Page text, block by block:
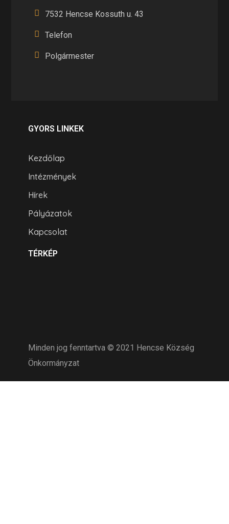
7532 Hencse Kossuth u. 43
Telefon
Polgármester
GYORS LINKEK
Kezdőlap
Intézmények
Hírek
Pályázatok
Kapcsolat
TÉRKÉP
Minden jog fenntartva © 2021 Hencse Község
Önkormányzat